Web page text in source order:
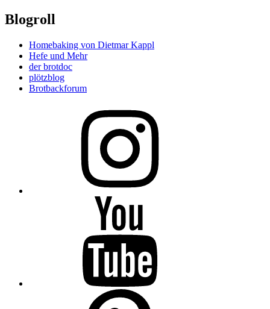
Blogroll
Homebaking von Dietmar Kappl
Hefe und Mehr
der brotdoc
plötzblog
Brotbackforum